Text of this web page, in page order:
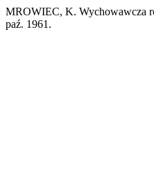
MROWIEC, K. Wychowawcza
paź. 1961.